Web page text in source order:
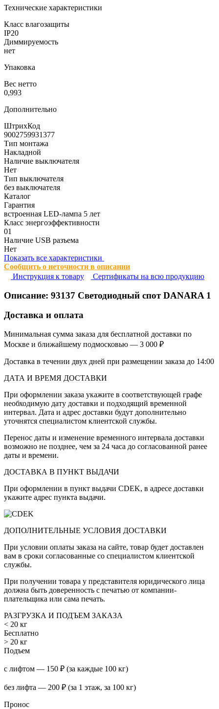
Технические характеристики
Класс влагозащиты
IP20
Диммируемость
нет
Упаковка
Вес нетто
0,993
Дополнительно
ШтрихКод
9002759931377
Тип монтажа
Накладной
Наличие выключателя
Нет
Тип выключателя
без выключателя
Каталог
Гарантия
встроенная LED-лампа 5 лет
Класс энергоэффективности
01
Наличие USB разъема
Нет
Показать все характеристики
Сообщить о неточности в описании
Инструкция к товару
Сертификаты на всю продукцию
Описание: 93137 Светодиодный спот DANARA 1
Доставка и оплата
Минимальная сумма заказа для бесплатной доставки по
Москве и ближайшему подмосковью — 3 000 ₽
Доставка в течении двух дней при размещении заказа до 14:00
ДАТА И ВРЕМЯ ДОСТАВКИ
При оформлении заказа укажите в соответствующей графе
необходимую дату доставки и подходящий временной
интервал. Дата и адрес доставки будут дополнительно
уточнятся специалистом клиентской службы.
Перенос даты и изменение временного интервала доставки
возможно не позднее, чем за 24 часа до согласованной ранее
даты и времени.
ДОСТАВКА В ПУНКТ ВЫДАЧИ
При оформлении в пункт выдачи CDEK, в адресе доставки
укажите адрес пункта выдачи.
ДОПОЛНИТЕЛЬНЫЕ УСЛОВИЯ ДОСТАВКИ
При условии оплаты заказа на сайте, товар будет доставлен
вам в сроки согласованные со специалистом клиентской
службы.
При получении товара у представителя юридического лица
должна быть доверенность с печатью от компании-
плательщика или сама печать.
РАЗГРУЗКА И ПОДЪЕМ ЗАКАЗА
< 20 кг
Бесплатно
> 20 кг
Подъем
с лифтом — 150 ₽ (за каждые 100 кг)
без лифта — 200 ₽ (за 1 этаж, за 100 кг)
Пронос